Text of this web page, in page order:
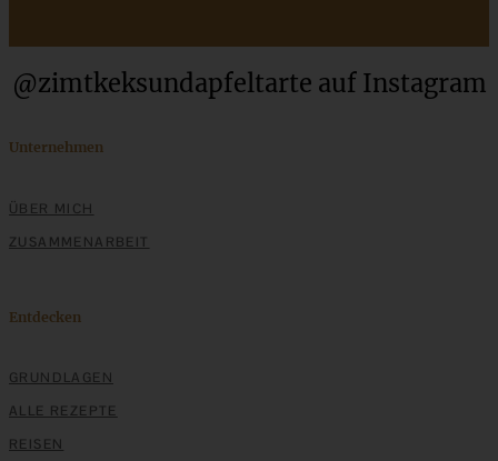
Mandel-Pistazien-Monde (glutenfrei)
ZUM BEITRAG
@zimtkeksundapfeltarte auf Instagram
Unternehmen
ÜBER MICH
ZUSAMMENARBEIT
Entdecken
GRUNDLAGEN
ALLE REZEPTE
REISEN